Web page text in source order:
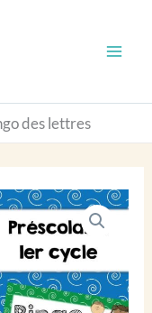
des lettres